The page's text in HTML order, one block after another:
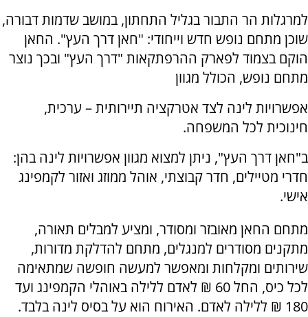
למרגלות הר התבור בגליל התחתון, במושב שדמות דבורה,
שוכן מתחם נופש חדש וייחודי: "חאן דרך העץ". החאן
הוקם בצמוד לפארק ההרפתקאות "דרך העץ" ובכך נוצר
מתחם נופש, הכולל מגוון
אפשרויות לינה לצד אטרקציה תיירותית – ערכית,
חינוכית לכל המשפחה.
ב"חאן דרך העץ", ניתן למצוא מגוון אפשרויות לינה בהן:
חדרי מטיילים, חדר קבוצתי, אוהל ממוזג ואזור לקמפינג
אישי.
מתחם החאן מאובזר ומסודר, ומציע למבלים תאורה,
מתקנים מסודרים למנגלים, מתחם להדלקת מדורות,
שירותים ומקלחות ומאפשר למעשה חופשה שמתאימה
לכל כיס, החל 60 ₪ לאדם ללילה באוהלי הקמפינג ועד
180 ₪ ללילה לאדם. האירוח הוא על בסיס לינה בלבד.